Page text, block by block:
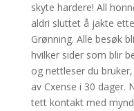
skyte hardere! All
aldri sluttet å jakte
Grønning. Alle besøk
hvilker sider som blir
og nettleser du
av Cxense i 30 dager.
tett kontakt med